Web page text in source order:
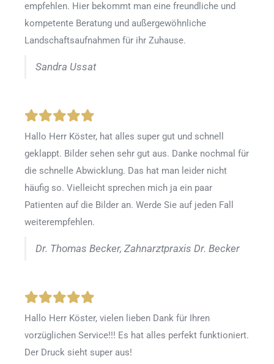
empfehlen. Hier bekommt man eine freundliche und
kompetente Beratung und außergewöhnliche
Landschaftsaufnahmen für ihr Zuhause.
Sandra Ussat
Hallo Herr Köster, hat alles super gut und schnell
geklappt. Bilder sehen sehr gut aus. Danke nochmal für
die schnelle Abwicklung. Das hat man leider nicht
häufig so. Vielleicht sprechen mich ja ein paar
Patienten auf die Bilder an. Werde Sie auf jeden Fall
weiterempfehlen.
Dr. Thomas Becker, Zahnarztpraxis Dr. Becker
Hallo Herr Köster, vielen lieben Dank für Ihren
vorzüglichen Service!!! Es hat alles perfekt funktioniert.
Der Druck sieht super aus!